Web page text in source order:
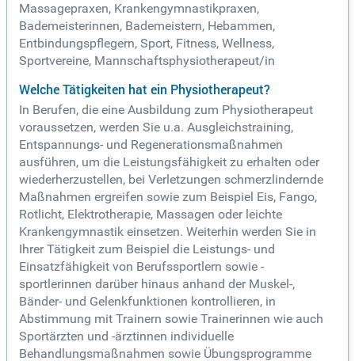
Massagepraxen, Krankengymnastikpraxen,
Bademeisterinnen, Bademeistern, Hebammen,
Entbindungspflegern, Sport, Fitness, Wellness,
Sportvereine, Mannschaftsphysiotherapeut/in
Welche Tätigkeiten hat ein Physiotherapeut?
In Berufen, die eine Ausbildung zum Physiotherapeut
voraussetzen, werden Sie u.a. Ausgleichstraining,
Entspannungs- und Regenerationsmaßnahmen
ausführen, um die Leistungsfähigkeit zu erhalten oder
wiederherzustellen, bei Verletzungen schmerzlindernde
Maßnahmen ergreifen sowie zum Beispiel Eis, Fango,
Rotlicht, Elektrotherapie, Massagen oder leichte
Krankengymnastik einsetzen. Weiterhin werden Sie in
Ihrer Tätigkeit zum Beispiel die Leistungs- und
Einsatzfähigkeit von Berufssportlern sowie -
sportlerinnen darüber hinaus anhand der Muskel-,
Bänder- und Gelenkfunktionen kontrollieren, in
Abstimmung mit Trainern sowie Trainerinnen wie auch
Sportärzten und -ärztinnen individuelle
Behandlungsmaßnahmen sowie Übungsprogramme